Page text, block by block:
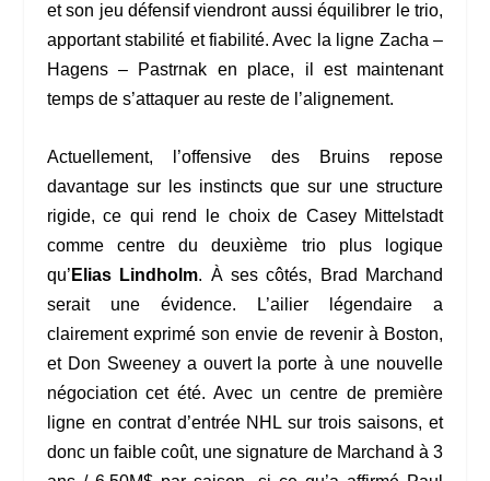
et son jeu défensif viendront aussi équilibrer le trio,
apportant stabilité et fiabilité. Avec la ligne Zacha –
Hagens – Pastrnak en place, il est maintenant
temps de s’attaquer au reste de l’alignement.
Actuellement, l’offensive des Bruins repose
davantage sur les instincts que sur une structure
rigide, ce qui rend le choix de Casey Mittelstadt
comme centre du deuxième trio plus logique
qu’ Elias Lindholm. À ses côtés, Brad Marchand
serait une évidence. L’ailier légendaire a
clairement exprimé son envie de revenir à Boston,
et Don Sweeney a ouvert la porte à une nouvelle
négociation cet été. Avec un centre de première
ligne en contrat d’entrée NHL sur trois saisons, et
donc un faible coût, une signature de Marchand à 3